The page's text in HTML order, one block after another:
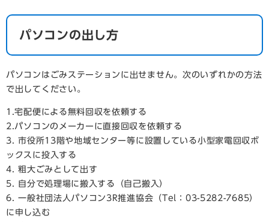
パソコンの出し方
パソコンはごみステーションに出せません。次のいずれかの方法
で出してください。
1.宅配便による無料回収を依頼する
2.パソコンのメーカーに直接回収を依頼する
3. 市役所13階や地域センター等に設置している小型家電回収ボ
ックスに投入する
4. 粗大ごみとして出す
5. 自分で処理場に搬入する（自己搬入）
6. 一般社団法人パソコン3R推進協会（Tel：03-5282-7685）
に申し込む